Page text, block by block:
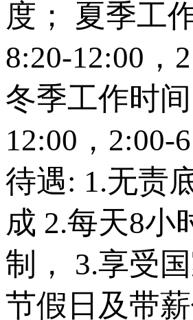
度； 夏季工
8:20-12:00，
冬季工作时
12:00，2:00-
待遇: 1.无责
成 2.每天8小
制， 3.享受
节假日及带薪